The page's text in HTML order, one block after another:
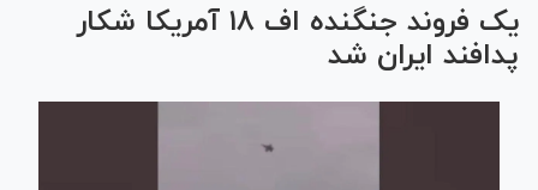
یک فروند جنگنده اف ۱۸ آمریکا شکار
پدافند ایران شد